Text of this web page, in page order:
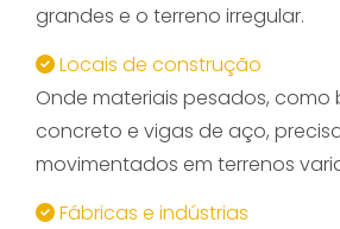
grandes e o terreno irregular.
Locais de construção
Onde materiais pesados, como
concreto e vigas de aço,
movimentados em terrenos
Fábricas e indústrias